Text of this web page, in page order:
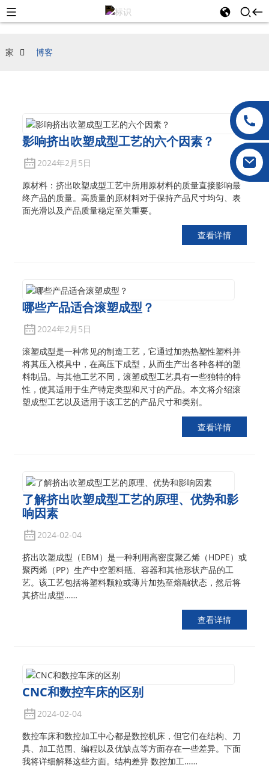
家 博客
影响挤出吹塑成型工艺的六个因素？
2024年2月5日
原材料：挤出吹塑成型工艺中所用原材料的质量直接影响最
终产品的质量。高质量的原材料对于保持产品尺寸均匀、表
面光滑以及产品质量稳定至关重要。
查看详情
哪些产品适合滚塑成型？
2024年2月5日
滚塑成型是一种常见的制造工艺，它通过加热热塑性塑料并
将其压入模具中，在高压下成型，从而生产出各种各样的塑
料制品。与其他工艺不同，滚塑成型工艺具有一些独特的特
性，使其适用于生产特定类型和尺寸的产品。本文将介绍滚
塑成型工艺以及适用于该工艺的产品尺寸和类别。
查看详情
了解挤出吹塑成型工艺的原理、优势和影
响因素
2024-02-04
挤出吹塑成型（EBM）是一种利用高密度聚乙烯（HDPE）或
聚丙烯（PP）生产中空塑料瓶、容器和其他形状产品的工
艺。该工艺包括将塑料颗粒或薄片加热至熔融状态，然后将
其挤出成型……
查看详情
CNC和数控车床的区别
2024-02-04
数控车床和数控加工中心都是数控机床，但它们在结构、刀
具、加工范围、编程以及优缺点等方面存在一些差异。下面
我将详细解释这些方面。结构差异 数控加工……